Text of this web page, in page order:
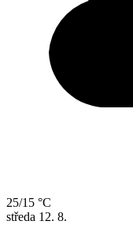
25/15 °C
středa 12. 8.